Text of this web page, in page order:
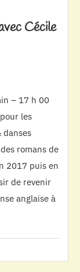
Cécile
– 17 h 00
les
danses
romans de
2017 puis en
de revenir
anglaise à